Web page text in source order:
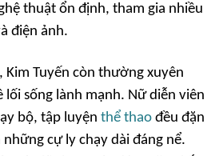
thuật ổn định, tham gia nhiều
điện ảnh.
Kim Tuyến còn thường xuyên
sống lành mạnh. Nữ diễn viên
bộ, tập luyện thể thao đều đặn
cự ly chạy dài đáng nể.